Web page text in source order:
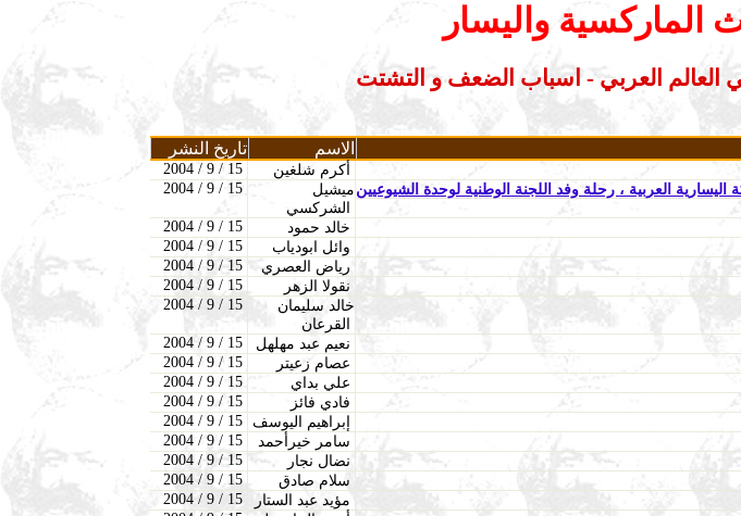
واليسار
في العالم العربي - اسباب الضعف و التشتت
تاريخ النشر الاسم
2004 / 9 / 15
2004 / 9 / 15
ميشيل العربية ، رحلة وفد اللجنة الوطنية لوحدة الشيوعيين
2004 / 9 / 15
2004 / 9 / 15
2004 / 9 / 15
2004 / 9 / 15
2004 / 9 / 15
خالد سليمان
2004 / 9 / 15
2004 / 9 / 15
2004 / 9 / 15
2004 / 9 / 15
2004 / 9 / 15
2004 / 9 / 15
2004 / 9 / 15
2004 / 9 / 15
2004 / 9 / 15